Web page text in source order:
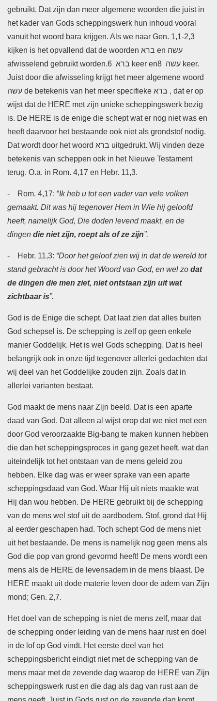
gebruikt. Dat zijn dan meer algemene woorden die juist in
het kader van Gods scheppingswerk hun inhoud vooral
vanuit het woord bara krijgen. Als we naar Gen. 1,1-2,3
kijken is het opvallend dat de woorden ברא en עשה
afwisselend gebruikt worden.
ברא 6 keer en עשה 8 keer.
Juist door die afwisseling krijgt het meer algemene woord
עשה de betekenis van het meer specifieke ברא , dat er op
wijst dat de HERE met zijn unieke scheppingswerk bezig
is. De HERE is de enige die schept wat er nog niet was en
heeft daarvoor het bestaande ook niet als grondstof nodig.
Dat wordt door het woord ברא uitgedrukt. Wij vinden deze
betekenis van scheppen ook in het Nieuwe Testament
terug. O.a. in Rom. 4,17 en Hebr. 11,3.
- Rom. 4,17: “Ik heb u tot een vader van vele volken
gemaakt. Dit was hij tegenover Hem in Wie hij geloofd
heeft, namelijk God, Die doden levend maakt, en de
dingen die niet zijn, roept als of ze zijn”.
- Hebr. 11,3: “Door het geloof zien wij in dat de wereld tot
stand gebracht is door het Woord van God, en wel zo dat
de dingen die men ziet, niet ontstaan zijn uit wat
zichtbaar is”.
God is de Enige die schept. Dat laat zien dat alles buiten
God schepsel is. De schepping is zelf op geen enkele
manier Goddelijk. Het is wel Gods schepping. Dat is heel
belangrijk ook in onze tijd tegenover allerlei gedachten dat
wij deel van het Goddelijke zouden zijn. Zoals dat in
allerlei varianten bestaat.
God maakt de mens naar Zijn beeld. Dat is een aparte
daad van God. Dat alleen al wijst erop dat we niet met een
door God veroorzaakte Big-bang te maken kunnen hebben
die dan het scheppingsproces in gang gezet heeft, wat dan
uiteindelijk tot het ontstaan van de mens geleid zou
hebben. Elke dag was er weer sprake van een aparte
scheppingsdaad van God. Waar Hij uit niets maakte wat
Hij dan wou hebben. De HERE gebruikt bij de schepping
van de mens wel stof uit de aardbodem. Stof, grond dat Hij
al eerder geschapen had. Toch schept God de mens niet
uit het bestaande. De mens is namelijk nog geen mens als
God die pop van grond gevormd heeft! De mens wordt een
mens als de HERE de levensadem in de mens blaast. De
HERE maakt uit dode materie leven door de adem van Zijn
mond; Gen. 2,7.
Het doel van de schepping is niet de mens zelf, maar dat
de schepping onder leiding van de mens haar rust en doel
in de lof op God vindt. Het eerste deel van het
scheppingsbericht eindigt niet met de schepping van de
mens maar met de zevende dag waarop de HERE van Zijn
scheppingswerk rust en die dag als dag van rust aan de